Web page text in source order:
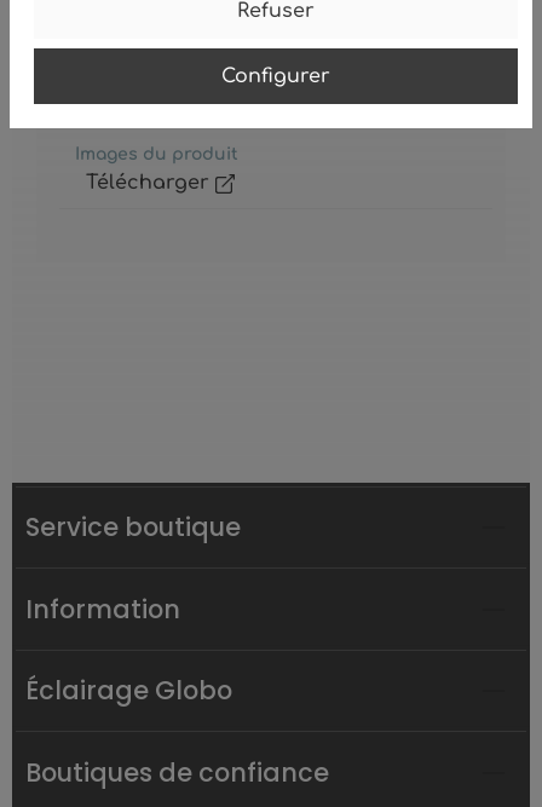
Refuser
Configurer
Images du produit
Télécharger
Service boutique
Information
Éclairage Globo
Boutiques de confiance